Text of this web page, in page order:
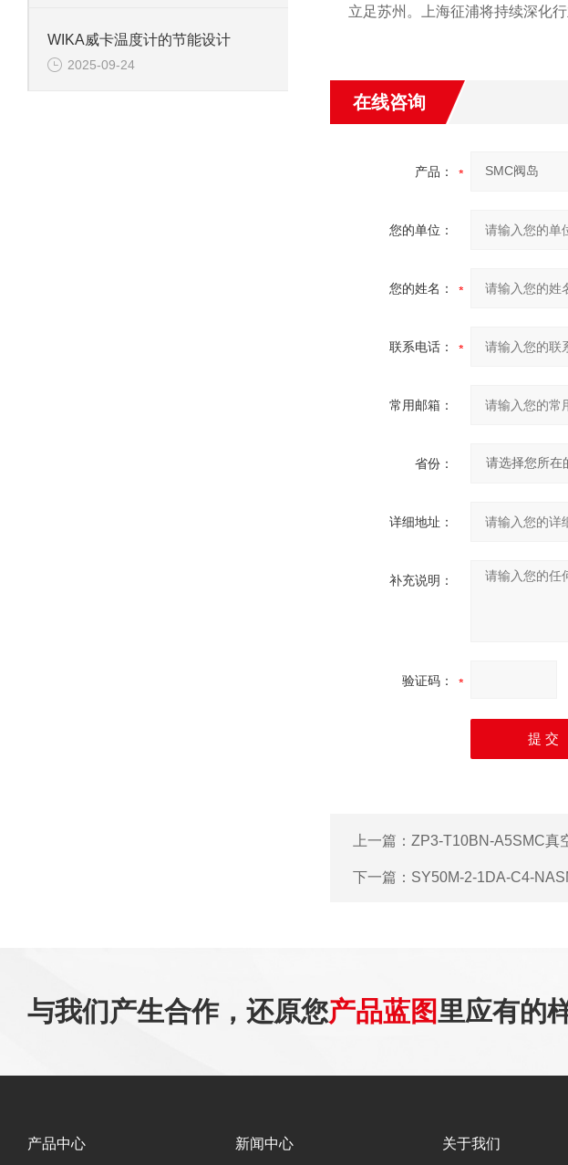
立足苏州。上海征浦将持续深化
在线咨询
产品：
您的单位：
您的姓名：
联系电话：
常用邮箱：
省份：
详细地址：
补充说明：
验证码：
上一篇： ZP3-T10BN-A5SMC真
下一篇： SY50M-2-1DA-C4-
WIKA威卡温度计的节能设计
2025-09-24
与我们产生合作，还原您产品蓝图里应有的
产品中心 新闻中心 关于我们